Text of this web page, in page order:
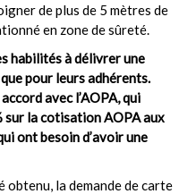
de plus de 5 mètres de
en zone de sûreté.
habilités à délivrer une
pour leurs adhérents.
avec l’AOPA, qui
sur la cotisation AOPA aux
ont besoin d’avoir une
la demande de carte